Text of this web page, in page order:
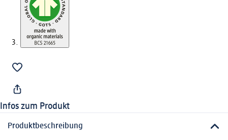
Infos zum Produkt
Produktbeschreibung